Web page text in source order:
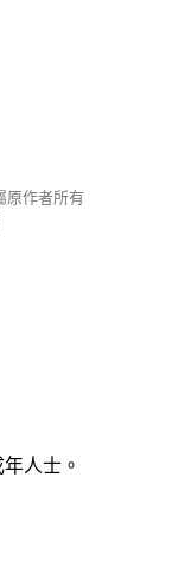
原作者所有
人士。